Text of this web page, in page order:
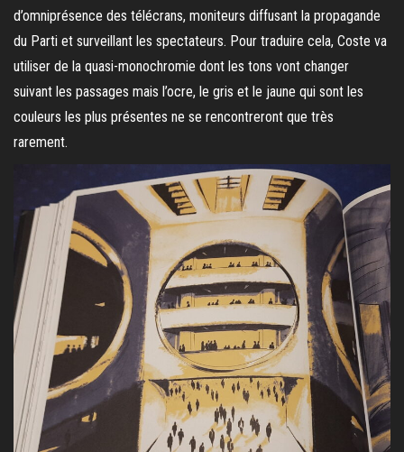
d’omniprésence des télécrans, moniteurs diffusant la propagande
du Parti et surveillant les spectateurs. Pour traduire cela, Coste va
utiliser de la quasi-monochromie dont les tons vont changer
suivant les passages mais l’ocre, le gris et le jaune qui sont les
couleurs les plus présentes ne se rencontreront que très
rarement.